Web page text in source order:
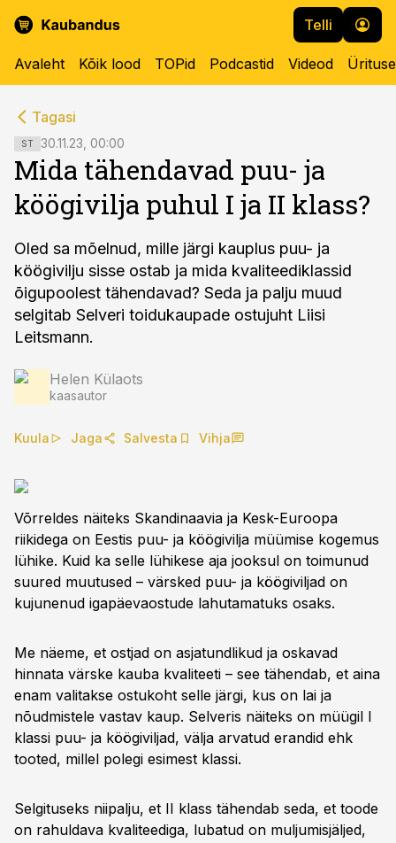
Telli
Avaleht Kõik lood TOPid Podcastid Videod
Tagasi
ST 30.11.23, 00:00
Mida tähendavad puu- ja
köögivilja puhul I ja II klass?
Oled sa mõelnud, mille järgi kauplus puu- ja
köögivilju sisse ostab ja mida kvaliteediklassid
õigupoolest tähendavad? Seda ja palju muud
selgitab Selveri toidukaupade ostujuht Liisi
Leitsmann.
Helen Külaots
kaasautor
Kuula Jaga Salvesta Vihja
Võrreldes näiteks Skandinaavia ja Kesk-Euroopa
riikidega on Eestis puu- ja köögivilja müümise kogemus
lühike. Kuid ka selle lühikese aja jooksul on toimunud
suured muutused – värsked puu- ja köögiviljad on
kujunenud igapäevaostude lahutamatuks osaks.
Me näeme, et ostjad on asjatundlikud ja oskavad
hinnata värske kauba kvaliteeti – see tähendab, et aina
enam valitakse ostukoht selle järgi, kus on lai ja
nõudmistele vastav kaup. Selveris näiteks on müügil I
klassi puu- ja köögiviljad, välja arvatud erandid ehk
tooted, millel polegi esimest klassi.
Selgituseks niipalju, et II klass tähendab seda, et toode
on rahuldava kvaliteediga, lubatud on muljumisjäljed,